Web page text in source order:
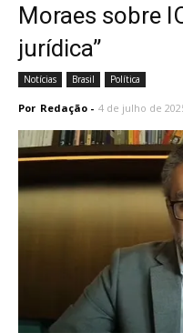
Moraes sobre
jurídica”
Notícias Brasil Política
Por Redação - 4 de julho de